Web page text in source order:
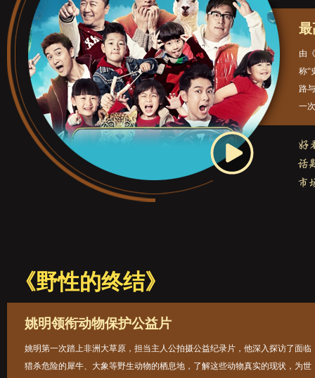
最
由
称“
路
一
《野性的终结》
姚明领衔动物保护公益片
姚明第一次踏上非洲大草原，担当主人公拍摄公益纪录片，他深入探访了面临
猎杀危险的犀牛、大象等野生动物的栖息地，了解这些动物真实的现状，为世